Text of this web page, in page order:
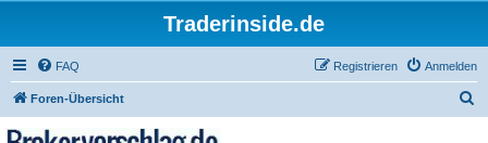
Traderinside.de
FAQ Anmelden
Registrieren
Foren-Übersicht